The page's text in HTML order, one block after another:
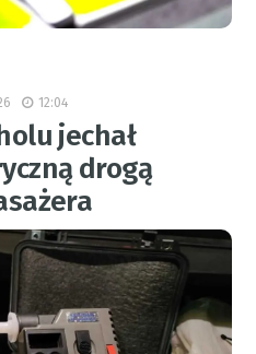
12:04
jechał
drogą